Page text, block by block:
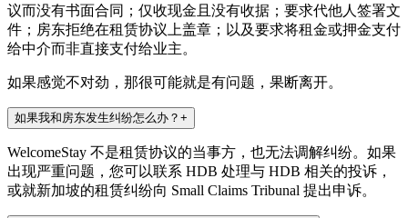
议而没有书面合同；仅收现金且没有收据；要求代他人签署文
件；房东拒绝在租赁协议上盖章；以及要求将租金或押金支付
给中介而非直接支付给业主。
如果感觉不对劲，那很可能就是有问题，果断离开。
如果我和房东发生纠纷怎么办？ +
WelcomeStay 不是租赁协议的当事方，也无法调解纠纷。如果
出现严重问题，您可以联系 HDB 处理与 HDB 相关的投诉，
或就新加坡的租赁纠纷向 Small Claims Tribunal 提出申诉。